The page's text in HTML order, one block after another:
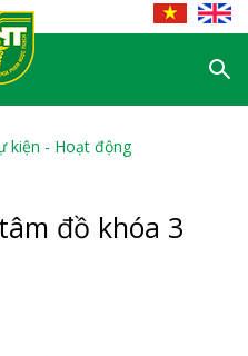
kiện - Hoạt động
đồ khóa 3